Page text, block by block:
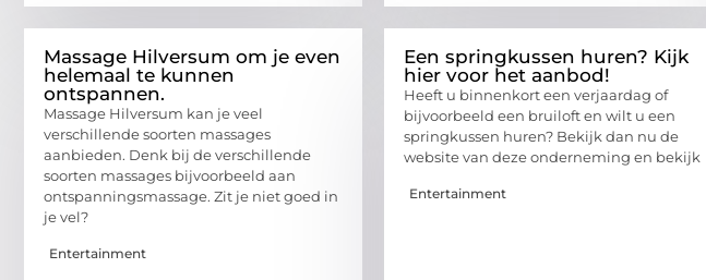
Massage Hilversum om je even
helemaal te kunnen
ontspannen.
Massage Hilversum kan je veel
verschillende soorten massages
aanbieden. Denk bij de verschillende
soorten massages bijvoorbeeld aan
ontspanningsmassage. Zit je niet goed in
je vel?
Entertainment
Een springkussen huren? Kijk
hier voor het aanbod!
Heeft u binnenkort een verjaardag of
bijvoorbeeld een bruiloft en wilt u een
springkussen huren? Bekijk dan nu de
website van deze onderneming en bekijk
Entertainment